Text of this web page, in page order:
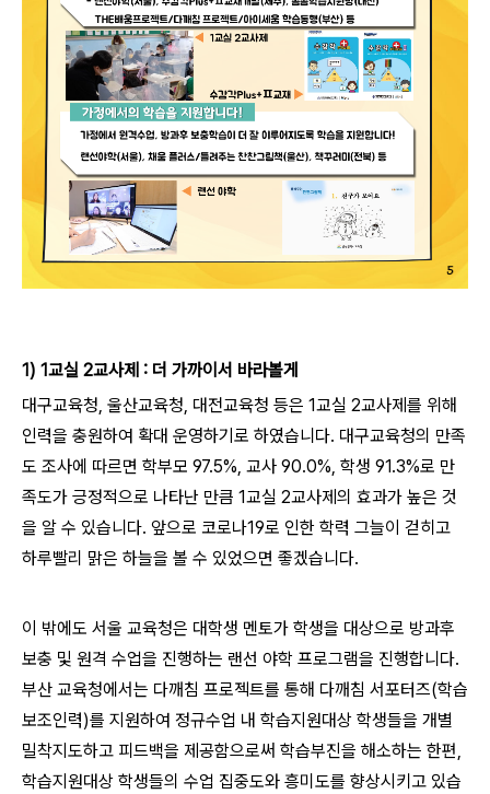
1) 1교실 2교사제 : 더 가까이서 바라볼게
대구교육청, 울산교육청, 대전교육청 등은 1교실 2교사제를 위해
인력을 충원하여 확대 운영하기로 하였습니다. 대구교육청의 만족
도 조사에 따르면 학부모 97.5%, 교사 90.0%, 학생 91.3%로 만
족도가 긍정적으로 나타난 만큼 1교실 2교사제의 효과가 높은 것
을 알 수 있습니다. 앞으로 코로나19로 인한 학력 그늘이 걷히고
하루빨리 맑은 하늘을 볼 수 있었으면 좋겠습니다.
이 밖에도 서울 교육청은 대학생 멘토가 학생을 대상으로 방과후
보충 및 원격 수업을 진행하는 랜선 야학 프로그램을 진행합니다.
부산 교육청에서는 다깨침 프로젝트를 통해 다깨침 서포터즈(학습
보조인력)를 지원하여 정규수업 내 학습지원대상 학생들을 개별
밀착지도하고 피드백을 제공함으로써 학습부진을 해소하는 한편,
학습지원대상 학생들의 수업 집중도와 흥미도를 향상시키고 있습